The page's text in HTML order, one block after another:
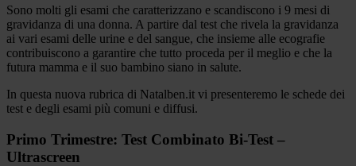
Sono molti gli esami che caratterizzano e scandiscono i 9 mesi di
gravidanza di una donna. A partire dal test che rivela la gravidanza
ai vari esami delle urine e del sangue, che insieme alle ecografie
contribuiscono a garantire che tutto proceda per il meglio e che la
futura mamma e il suo bambino siano in salute.
In questa nuova rubrica di Natalben.it vi presenteremo le schede dei
test e degli esami più comuni e diffusi.
Primo Trimestre: Test Combinato Bi-Test –
Ultrascreen